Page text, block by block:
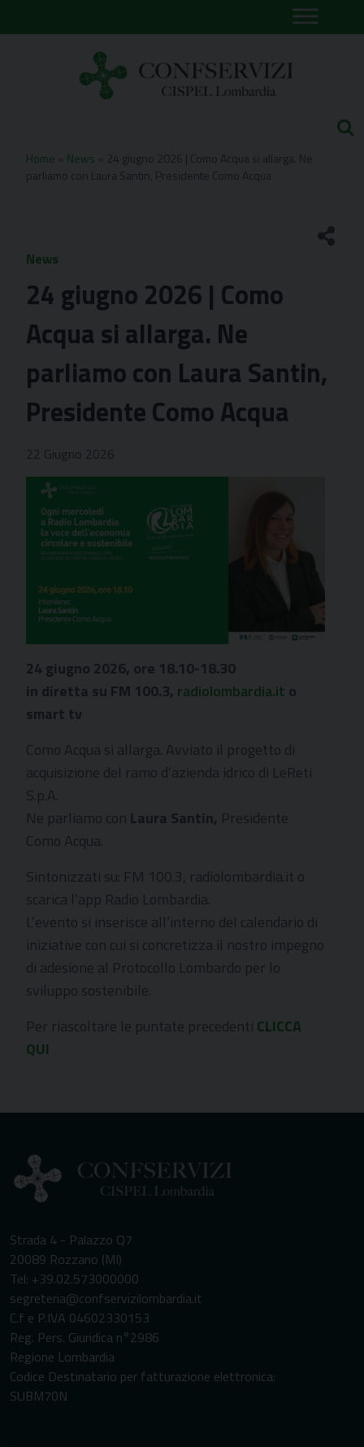
to
Home News
24 giugno 2026 | Como Acqua si allarga. Ne
parliamo con Laura Santin, Presidente Como Acqua
News
24 giugno 2026 | Como
Acqua si allarga. Ne
parliamo con Laura Santin,
Presidente Como Acqua
22 Giugno 2026
24 giugno 2026, ore 18.10-18.30
in diretta su FM 100.3, radiolombardia.it o
smart tv
Como Acqua si allarga. Avviato il progetto di
acquisizione del ramo d’azienda idrico di LeReti
S.p.A.
Ne parliamo con Laura Santin, Presidente
Como Acqua.
Sintonizzati su: FM 100.3, radiolombardia.it o
scarica l’app Radio Lombardia.
L’evento si inserisce all’interno del calendario di
iniziative con cui si concretizza il nostro impegno
di adesione al Protocollo Lombardo per lo
sviluppo sostenibile.
Per riascoltare le puntate precedenti CLICCA
QUI
Strada 4 - Palazzo Q7
20089 Rozzano (MI)
Tel: +39.02.573000000
segreteria@confservizilombardia.it
C.f e P.IVA 04602330153
Reg. Pers. Giuridica n°2986
Regione Lombardia
Codice Destinatario per fatturazione elettronica:
SUBM70N